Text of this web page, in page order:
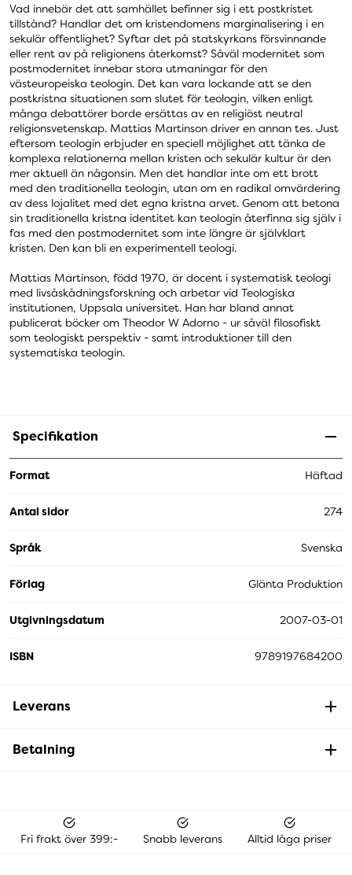
Vad innebär det att samhället befinner sig i ett postkristet
tillstånd? Handlar det om kristendomens marginalisering i en
sekulär offentlighet? Syftar det på statskyrkans försvinnande
eller rent av på religionens återkomst? Såväl modernitet som
postmodernitet innebar stora utmaningar för den
västeuropeiska teologin. Det kan vara lockande att se den
postkristna situationen som slutet för teologin, vilken enligt
många debattörer borde ersättas av en religiöst neutral
religionsvetenskap. Mattias Martinson driver en annan tes. Just
eftersom teologin erbjuder en speciell möjlighet att tänka de
komplexa relationerna mellan kristen och sekulär kultur är den
mer aktuell än någonsin. Men det handlar inte om ett brott
med den traditionella teologin, utan om en radikal omvärdering
av dess lojalitet med det egna kristna arvet. Genom att betona
sin traditionella kristna identitet kan teologin återfinna sig själv i
fas med den postmodernitet som inte längre är självklart
kristen. Den kan bli en experimentell teologi.
Mattias Martinson, född 1970, är docent i systematisk teologi
med livsåskådningsforskning och arbetar vid Teologiska
institutionen, Uppsala universitet. Han har bland annat
publicerat böcker om Theodor W Adorno - ur såväl filosofiskt
som teologiskt perspektiv - samt introduktioner till den
systematiska teologin.
Specifikation
Format Häftad
Antal sidor 274
Språk Svenska
Förlag Glänta Produktion
Utgivningsdatum 2007-03-01
ISBN 9789197684200
Leverans
Betalning
Fri frakt över 399:- Snabb leverans Alltid låga priser